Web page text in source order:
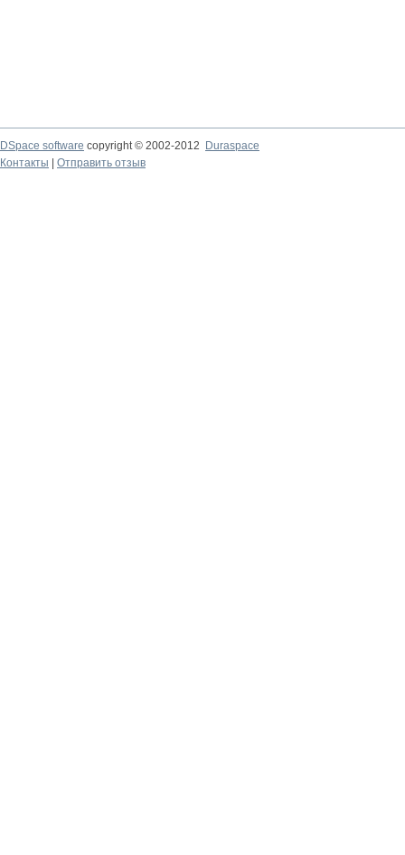
DSpace software copyright © 2002-2012
Duraspace
Контакты
Отправить отзыв